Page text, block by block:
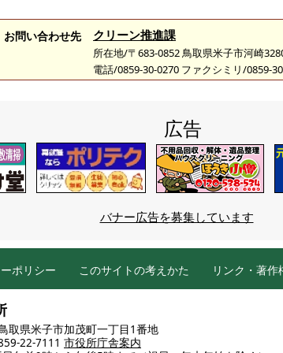
お問い合わせ先 クリーン推進課
所在地/〒683-0852 鳥取県米子市河崎
電話/0859-30-0270 ファクシミリ/0859-
広告
バナー広告を募集しています
ポリシー このサイトの考えかた リンク・著作
取県米子市加茂町一丁目1番地
22-7111 市役所庁舎案内